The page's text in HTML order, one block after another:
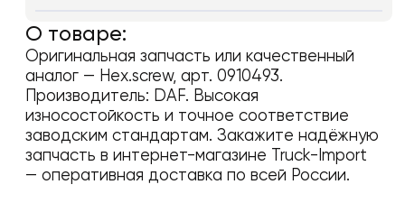
О товаре:
Оригинальная запчасть или качественный
аналог — Hex.screw, арт. 0910493.
Производитель: DAF. Высокая
износостойкость и точное соответствие
заводским стандартам. Закажите надёжную
запчасть в интернет-магазине Truck-Import
— оперативная доставка по всей России.